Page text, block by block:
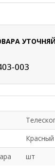
003
Красный
шт